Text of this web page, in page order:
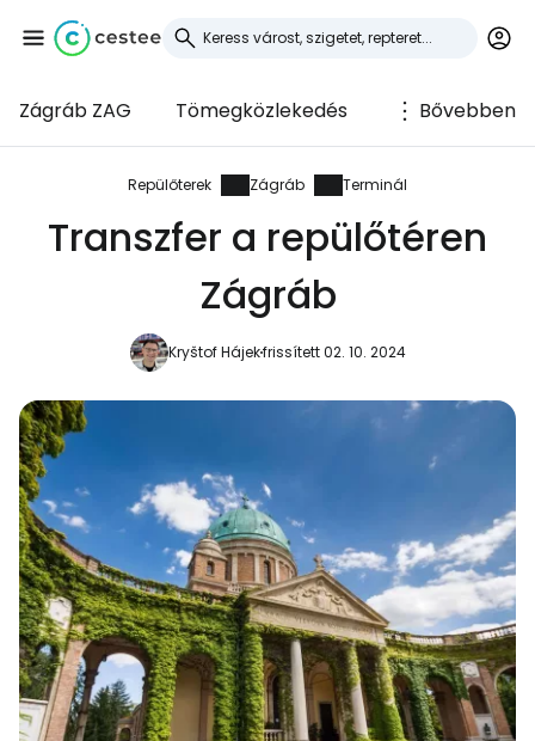
Zágráb ZAG Tömegközlekedés Bővebben
Repülőterek Zágráb Terminál
Transzfer a repülőtéren
Zágráb
Kryštof Hájekfrissített 02. 10. 2024
Bejelentkezés a
Cestee-be
... az utazási közösség világszerte
Folytatás a Google-lal
Folytassa e-mailben